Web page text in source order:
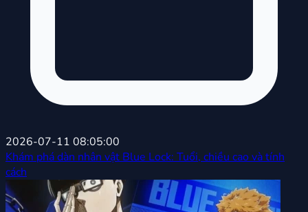
2026-07-11 08:05:00
Khám phá dàn nhân vật Blue Lock: Tuổi, chiều cao và tính
cách